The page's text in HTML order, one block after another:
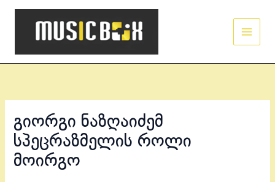
Skip
გიორგი ნაზღაიძემ
სპეცრაზმელის როლი
მოირგო